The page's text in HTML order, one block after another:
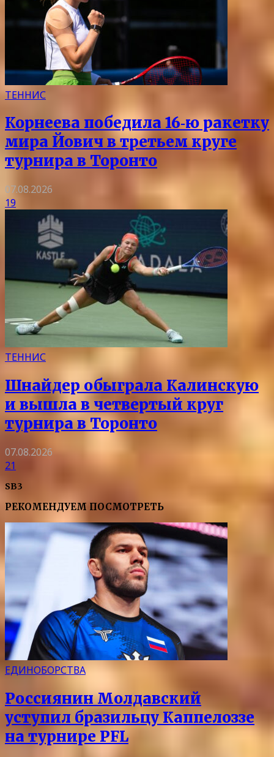
ТЕННИС
Корнеева победила 16‑ю ракетку
мира Йович в третьем круге
турнира в Торонто
07.08.2026
19
ТЕННИС
Шнайдер обыграла Калинскую
и вышла в четвертый круг
турнира в Торонто
07.08.2026
21
SB3
РЕКОМЕНДУЕМ ПОСМОТРЕТЬ
ЕДИНОБОРСТВА
Россиянин Молдавский
уступил бразильцу Каппелоззе
на турнире PFL